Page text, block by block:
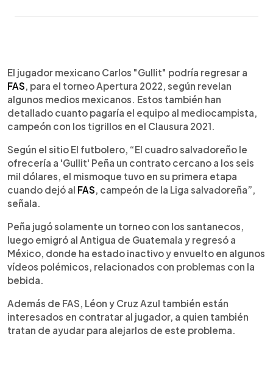
► Escuchar artículo
El jugador mexicano Carlos "Gullit" podría regresar a
FAS, para el torneo Apertura 2022, según revelan
algunos medios mexicanos. Estos también han
detallado cuanto pagaría el equipo al mediocampista,
campeón con los tigrillos en el Clausura 2021.
Según el sitio El futbolero, “El cuadro salvadoreño le
ofrecería a 'Gullit' Peña un contrato cercano a los seis
mil dólares, el mismoque tuvo en su primera etapa
cuando dejó al FAS, campeón de la Liga salvadoreña”,
señala.
Peña jugó solamente un torneo con los santanecos,
luego emigró al Antigua de Guatemala y regresó a
México, donde ha estado inactivo y envuelto en algunos
vídeos polémicos, relacionados con problemas con la
bebida.
Además de FAS, Léon y Cruz Azul también están
interesados en contratar al jugador, a quien también
tratan de ayudar para alejarlos de este problema.